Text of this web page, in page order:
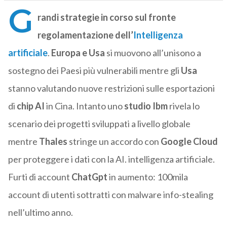
G randi strategie in corso sul fronte
regolamentazione dell’Intelligenza
artificiale. Europa e Usa si muovono all’unisono a
sostegno dei Paesi più vulnerabili mentre gli Usa
stanno valutando nuove restrizioni sulle esportazioni
di chip AIin Cina. Intanto unostudio Ibmrivela lo
scenario dei progetti sviluppati a livello globale
mentre Thales stringe un accordo con Google Cloud
per proteggere i dati con la AI. intelligenza artificiale.
Furti di account ChatGptin aumento: 100mila
account di utenti sottratti con malware info-stealing
nell’ultimo anno.